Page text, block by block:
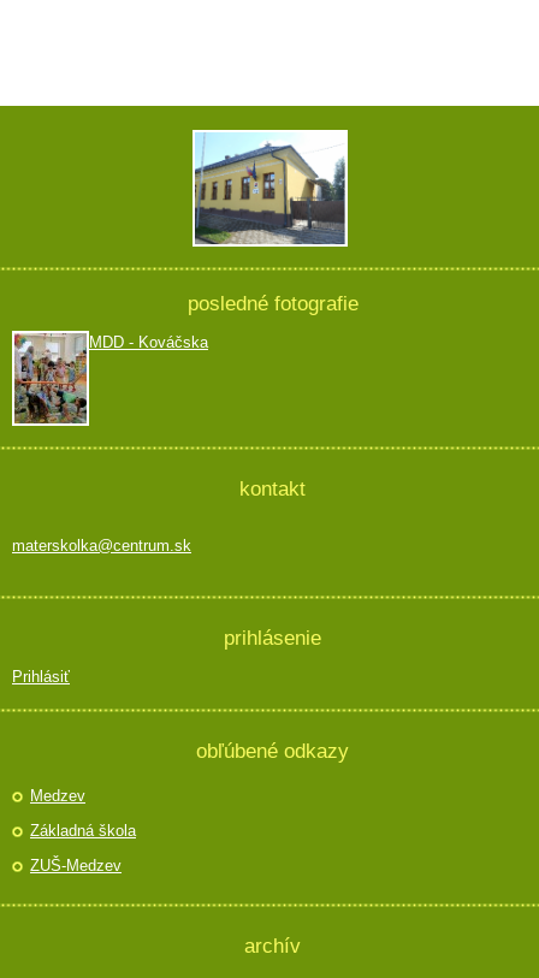
posledné fotografie
MDD - Kováčska
kontakt
materskolka@centrum.sk
prihlásenie
Prihlásiť
obľúbené odkazy
Medzev
Základná škola
ZUŠ-Medzev
archív